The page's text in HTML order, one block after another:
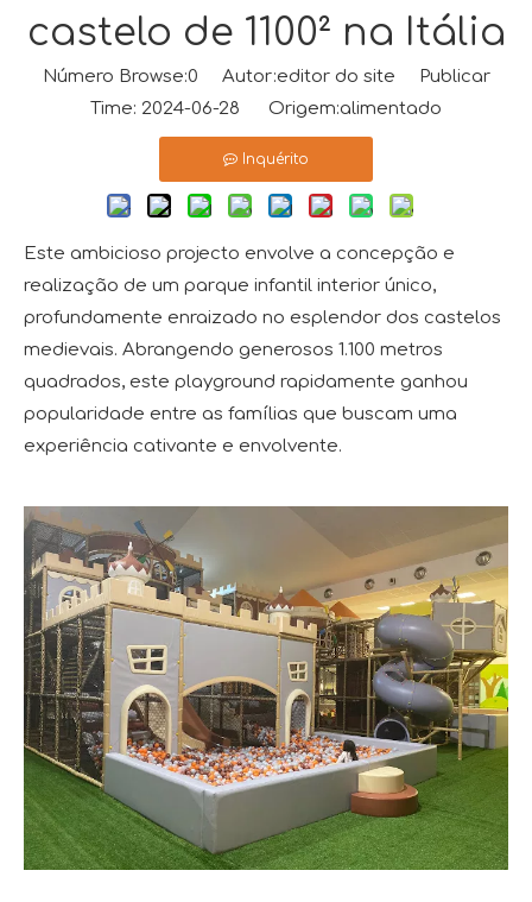
castelo de 1100² na Itália
Número Browse:0 Autor:editor do site Publicar
Time: 2024-06-28 Origem:alimentado
Inquérito
Este ambicioso projecto envolve a concepção e
realização de um parque infantil interior único,
profundamente enraizado no esplendor dos castelos
medievais. Abrangendo generosos 1.100 metros
quadrados, este playground rapidamente ganhou
popularidade entre as famílias que buscam uma
experiência cativante e envolvente.